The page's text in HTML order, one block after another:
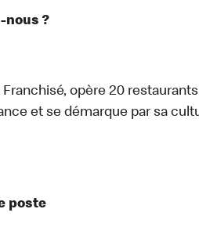
nous ?
opère 20
et se démarque par sa
poste